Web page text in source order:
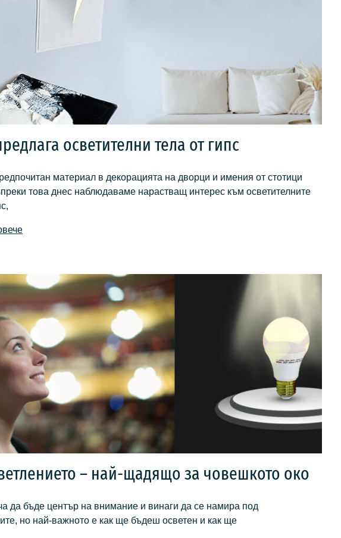
осветителни тела от гипс
материал в декорацията на дворци и имения от стотици
това днес наблюдаваме нарастващ интерес към осветителните
– най-щадящо за човешкото око
да бъде център на внимание и винаги да се намира под
но най-важното е как ще бъдеш осветен и как ще